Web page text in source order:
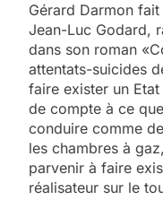
Gérard Darmon
Jean-Luc Godard,
dans son roman
attentats-suicides
faire exister un
de compte à ce
conduire comme
les chambres à
parvenir à faire
réalisateur sur le